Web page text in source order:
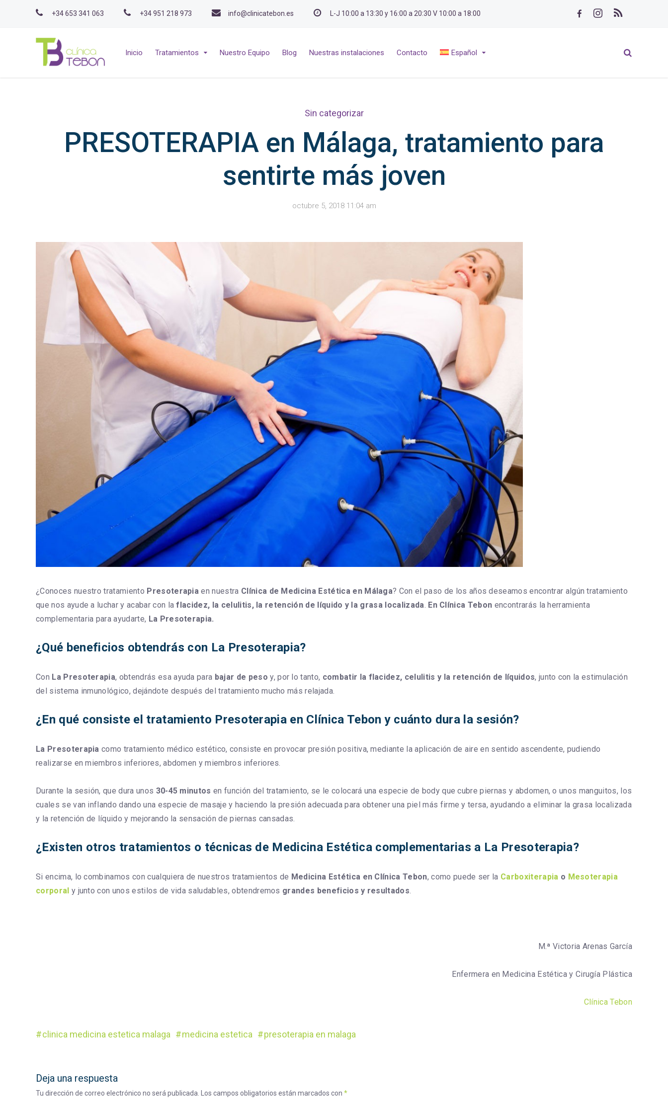
+34 653 341 063 +34 951 218 973 info@clinicatebon.es L-J 10:00 a 13:30 y 16:00 a 20:30 V 10:00 a 18:00
Inicio Tratamientos Nuestro Equipo Blog Nuestras instalaciones Contacto Español
Sin categorizar
PRESOTERAPIA en Málaga, tratamiento para
sentirte más joven
octubre 5, 2018 11:04 am
¿Conoces nuestro tratamiento Presoterapia en nuestra Clínica de Medicina Estética en Málaga? Con el paso de los años deseamos encontrar algún tratamiento
que nos ayude a luchar y acabar con laflacidez, la celulitis, la retención de líquido y la grasa localizada En Clínica Tebon encontrarás la herramienta
complementaria para ayudarte, La Presoterapia.
¿Qué beneficios obtendrás con La Presoterapia?
Con La Presoterapia, obtendrás esa ayuda para bajar de peso y, por lo tanto, combatir la flacidez, celulitis y la retención de líquidos, junto con la estimulación
del sistema inmunológico, dejándote después del tratamiento mucho más relajada.
¿En qué consiste el tratamiento Presoterapia en Clínica Tebon y cuánto dura la sesión?
La Presoterapia como tratamiento médico estético, consiste en provocar presión positiva, mediante la aplicación de aire en sentido ascendente, pudiendo
realizarse en miembros inferiores, abdomen y miembros inferiores.
Durante la sesión, que dura unos 30-45 minutos en función del tratamiento, se le colocará una especie de body que cubre piernas y abdomen, o unos manguitos, los
cuales se van inflando dando una especie de masaje y haciendo la presión adecuada para obtener una piel más firme y tersa, ayudando a eliminar la grasa localizada
y la retención de líquido y mejorando la sensación de piernas cansadas.
¿Existen otros tratamientos o técnicas de Medicina Estética complementarias a La Presoterapia?
Si encima, lo combinamos con cualquiera de nuestros tratamientos de Medicina Estética en Clínica Tebon, como puede ser la Carboxiterapia o Mesoterapia
corporal y junto con unos estilos de vida saludables, obtendremos grandes beneficios y resultados
M.ª Victoria Arenas García
Enfermera en Medicina Estética y Cirugía Plástica
Clínica Tebon
clinica medicina estetica malaga medicina estetica presoterapia en malaga
Deja una respuesta
Tu dirección de correo electrónico no será publicada. Los campos obligatorios están marcados con *